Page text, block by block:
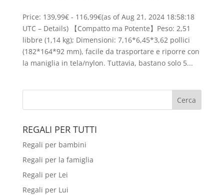
Price: 139,99€ - 116,99€(as of Aug 21, 2024 18:58:18
UTC – Details) 【Compatto ma Potente】Peso: 2,51
libbre (1,14 kg); Dimensioni: 7,16*6,45*3,62 pollici
(182*164*92 mm), facile da trasportare e riporre con
la maniglia in tela/nylon. Tuttavia, bastano solo 5...
REGALI PER TUTTI
Regali per bambini
Regali per la famiglia
Regali per Lei
Regali per Lui